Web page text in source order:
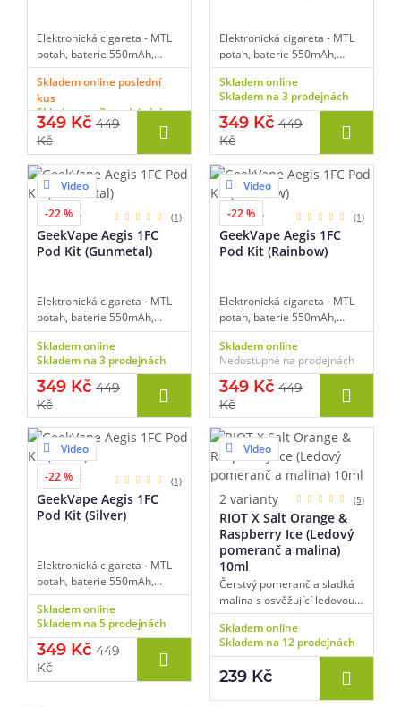
Elektronická cigareta - MTL
potah, baterie 550mAh,
objem 2ml, automatické a
manuální spínání,
automatický výkon, dobíjení
USB-C, funkce
rychlonabíjení, vrchní plnění,
tři režimy výstupu.
Skladem online poslední
kus
Skladem na 3 prodejnách
349 Kč 449
Kč
Elektronická cigareta - MTL
potah, baterie 550mAh,
objem 2ml, automatické a
manuální spínání,
automatický výkon, dobíjení
USB-C, funkce
rychlonabíjení, vrchní plnění,
tři režimy výstupu.
Skladem online
Skladem na 3 prodejnách
349 Kč 449
Kč
Video
-22 %
5 barev (1)
GeekVape Aegis 1FC
Pod Kit (Gunmetal)
Elektronická cigareta - MTL
potah, baterie 550mAh,
objem 2ml, automatické a
manuální spínání,
automatický výkon, dobíjení
USB-C, funkce
rychlonabíjení, vrchní plnění,
tři režimy výstupu.
Skladem online
Skladem na 3 prodejnách
349 Kč 449
Kč
Video
-22 %
5 barev (1)
GeekVape Aegis 1FC
Pod Kit (Rainbow)
Elektronická cigareta - MTL
potah, baterie 550mAh,
objem 2ml, automatické a
manuální spínání,
automatický výkon, dobíjení
USB-C, funkce
rychlonabíjení, vrchní plnění,
tři režimy výstupu.
Skladem online
Nedostupné na prodejnách
349 Kč 449
Kč
Video
-22 %
5 barev (1)
GeekVape Aegis 1FC
Pod Kit (Silver)
Elektronická cigareta - MTL
potah, baterie 550mAh,
objem 2ml, automatické a
manuální spínání,
automatický výkon, dobíjení
USB-C, funkce
rychlonabíjení, vrchní plnění,
Skladem online
Skladem na 5 prodejnách
349 Kč 449
Kč
Video
2 varianty (5)
RIOT X Salt Orange &
Raspberry Ice (Ledový
pomeranč a malina)
10ml
Čerstvý pomeranč a sladká
malina s osvěžující ledovou
tečkou.
Skladem online
Skladem na 12 prodejnách
239 Kč